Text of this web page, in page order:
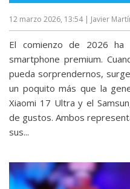
12 marzo 2026, 13:54 | Javier
El comienzo de 2026
smartphone premium.
pueda sorprendernos,
un poquito más que la
Xiaomi 17 Ultra y el
de gustos. Ambos
sus...